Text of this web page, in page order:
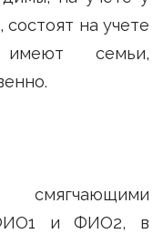
состоят на учете
семьи,
смягчающими
ФИО1 и ФИО2, в